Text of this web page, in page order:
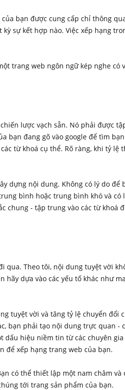
bạn được cung cấp chỉ thông
sự kết hợp nào. Việc xếp hạng
trang web ngôn ngữ kép nghe
lược vạch sẵn. Nó phải được
bạn đang gõ vào google để tìm
từ khoá cụ thể. Rõ ràng, khi tỷ
dựng nội dung. Không có lý do
bình hoặc trung bình khó và
chung - tập trung vào các từ
Theo tôi, nội dung tuyệt vời
hãy dựa vào các yếu tố khác như
tuyệt vời và tăng tỷ lệ chuyển
bạn phải tạo nội dung trực quan
hiệu niềm tin từ các chuyên
để xếp hạng trang web của bạn.
có thể thiết lập một nam châm
tới trang sản phẩm của bạn.